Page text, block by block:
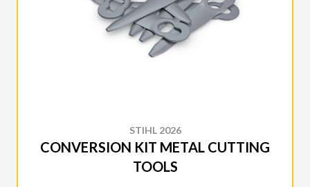
STIHL 2026
CONVERSION KIT METAL CUTTING
TOOLS